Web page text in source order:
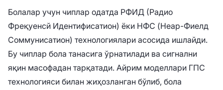
Болалар учун чиплар одатда РФИД (Радио
Фреқуенcй Идентифиcатион) ёки НФC (Неар-Фиелд
Cоммуниcатион) технологиялари асосида ишлайди.
Бу чиплар бола танасига ўрнатилади ва сигнални
яқин масофадан тарқатади. Айрим моделлари ГПС
технологияси билан жиҳозланган бўлиб, бола